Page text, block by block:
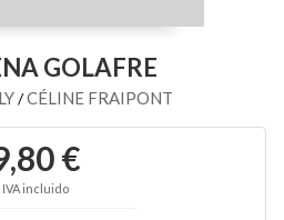
GOLAFRE
/CÉLINE FRAIPONT
€
IVA incluido